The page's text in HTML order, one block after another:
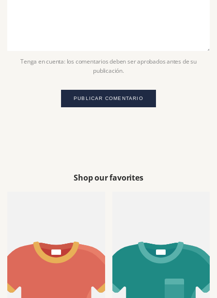
Tenga en cuenta: los comentarios deben ser aprobados antes de su
publicación.
PUBLICAR COMENTARIO
Shop our favorites